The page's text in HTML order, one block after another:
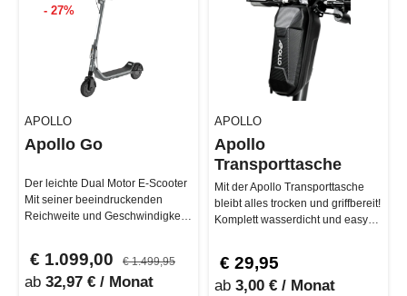
- 27%
APOLLO
Apollo Go
Der leichte Dual Motor E-Scooter
Mit seiner beeindruckenden
Reichweite und Geschwindigkeit
€ 1.099,00 € 1.499,95
ab 32,97 € / Monat
APOLLO
Apollo
Transporttasche
Mit der Apollo Transporttasche
bleibt alles trocken und griffbereit!
Komplett wasserdicht und easy
€ 29,95
ab 3,00 € / Monat